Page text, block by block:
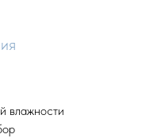
влажности